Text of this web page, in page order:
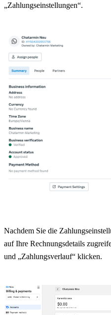
„Zahlungseinstellungen“.
Nachdem Sie die
auf Ihre Rechnungsdetails
und „Zahlungsverlauf“ klicken.